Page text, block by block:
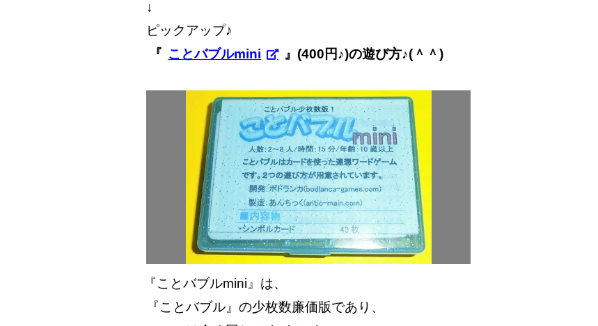
↓
ピックアップ♪
『 ことバブルmini 』(400円♪)の遊び方♪(＾＾)
『ことバブルmini』は、
『ことバブル』の少枚数廉価版であり、